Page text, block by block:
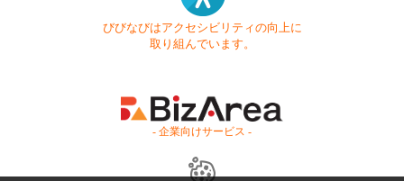
びびなびはアクセシビリティの向上に
取り組んでいます。
- 企業向けサービス -